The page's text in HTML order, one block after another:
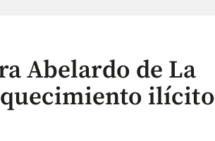
Abelardo de La
ilícito